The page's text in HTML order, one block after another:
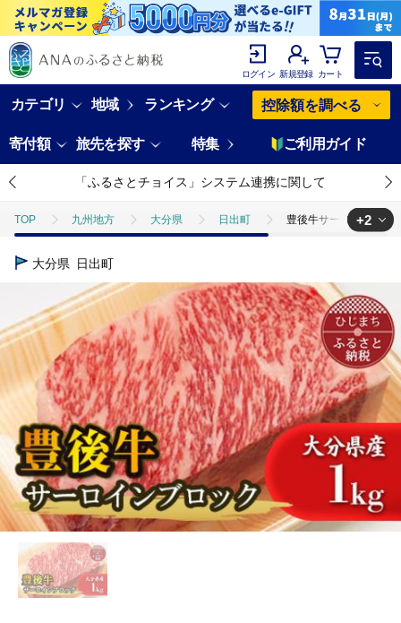
ログイン 新規登録 カート
カテゴリ 地域 ランキング 控除額を調べる
寄付額 旅先を探す 特集 ご利用ガイド
「ふるさとチョイス」システム連携に関して
TOP 九州地方 大分県 日出町 豊後牛サーロインブロ
TOP
肉 牛肉 ステーキ(牛肉) 豊後牛サーロインブロ
+2
大分県 日出町